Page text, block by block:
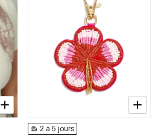
2 à 5 jours